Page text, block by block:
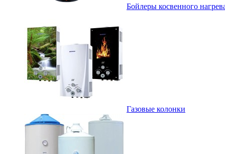
Бойлеры косвенного
Газовые колонки